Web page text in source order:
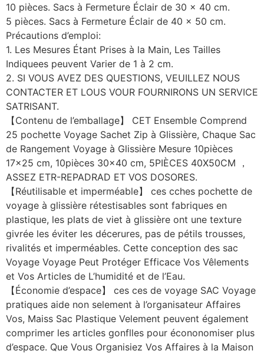
10 pièces. Sacs à Fermeture Éclair de 30 x 40 cm.
5 pièces. Sacs à Fermeture Éclair de 40 x 50 cm.
Précautions d’emploi:
1. Les Mesures Étant Prises à la Main, Les Tailles
Indiquees peuvent Varier de 1 à 2 cm.
2. SI VOUS AVEZ DES QUESTIONS, VEUILLEZ NOUS
CONTACTER ET LOUS VOUR FOURNIRONS UN SERVICE
SATRISANT.
【Contenu de l’emballage】 CET Ensemble Comprend
25 pochette Voyage Sachet Zip à Glissière, Chaque Sac
de Rangement Voyage à Glissière Mesure 10pièces
17×25 cm, 10pièces 30×40 cm, 5PIÈCES 40X50CM ，
ASSEZ ETR-REPADRAD ET VOS DOSORES.
【Réutilisable et imperméable】 ces cches pochette de
voyage à glissière rétestisables sont fabriques en
plastique, les plats de viet à glissière ont une texture
givrée les éviter les décerures, pas de pétils trousses,
rivalités et imperméables. Cette conception des sac
Voyage Voyage Peut Protéger Efficace Vos Vêlements
et Vos Articles de L’humidité et de l’Eau.
【Économie d’espace】 ces ces de voyage SAC Voyage
pratiques aide non selement à l’organisateur Affaires
Vos, Maiss Sac Plastique Velement peuvent également
comprimer les articles gonflles pour écononomiser plus
d’espace. Que Vous Organisiez Vos Affaires à la Maison